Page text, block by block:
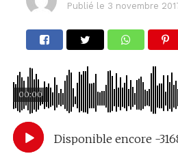
Publié le 3 novembre
00:00
Disponible encore -